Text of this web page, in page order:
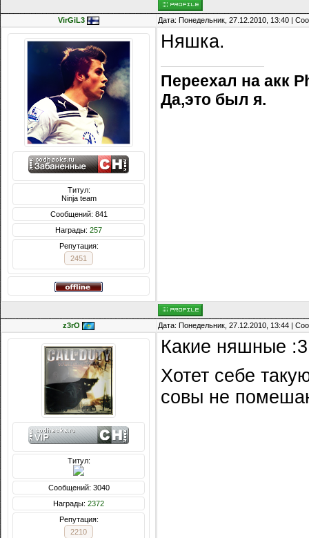
VirGiL3 Дата: Понедельник, 27.12.2010, 13:40 |
Титул:
Ninja team
Сообщений: 841
Награды: 257
Репутация:
2451
Няшка.
Переехал на акк
Да,это был я.
z3rO Дата: Понедельник, 27.12.2010, 13:44 |
Титул:
Сообщений: 3040
Награды: 2372
Репутация:
2210
Какие няшные :3
Хотет себе
совы не